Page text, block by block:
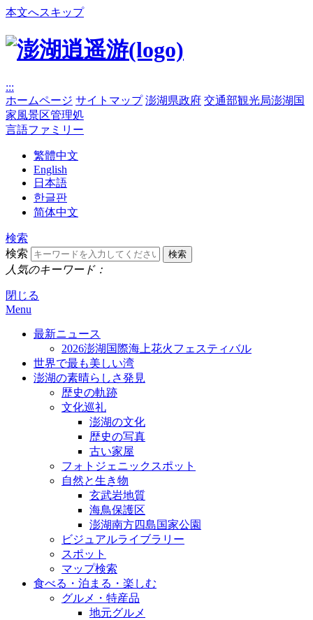
本文へスキップ
:::
ホームページ サイトマップ 澎湖県政府 交通部観光局澎湖国
家風景区管理処
言語ファミリー
繁體中文
English
日本語
한글판
简体中文
検索
検索
人気のキーワード：
閉じる
Menu
最新ニュース
2026澎湖国際海上花火フェスティバル
世界で最も美しい湾
澎湖の素晴らしさ発見
歴史の軌跡
文化巡礼
澎湖の文化
歴史の写真
古い家屋
フォトジェニックスポット
自然と生き物
玄武岩地質
海鳥保護区
澎湖南方四島国家公園
ビジュアルライブラリー
スポット
マップ検索
食べる・泊まる・楽しむ
グルメ・特産品
地元グルメ